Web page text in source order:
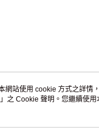
關於我們
網站使用 cookie 方式之詳情
」之 Cookie 聲明。您繼續使